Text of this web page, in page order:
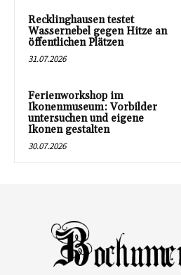
Recklinghausen testet
Wassernebel gegen Hitze an
öffentlichen Plätzen
31.07.2026
Ferienworkshop im
Ikonenmuseum: Vorbilder
untersuchen und eigene
Ikonen gestalten
30.07.2026